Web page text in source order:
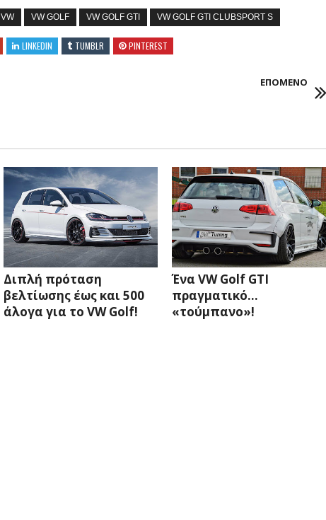
VW VW GOLF VW GOLF GTI VW GOLF GTI CLUBSPORT S
LINKEDIN TUMBLR PINTEREST
ΕΠΟΜΕΝΟ
Διπλή πρόταση
βελτίωσης έως και 500
άλογα για το VW Golf!
Ένα VW Golf GTI
πραγματικό...
«τούμπανο»!